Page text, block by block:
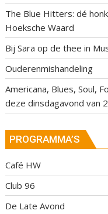
The Blue Hitters: dé
Hoeksche Waard
Bij Sara op de thee in
Ouderenmishandeling
Americana, Blues, Soul,
deze dinsdagavond van
PROGRAMMA’S
Café HW
Club 96
De Late Avond